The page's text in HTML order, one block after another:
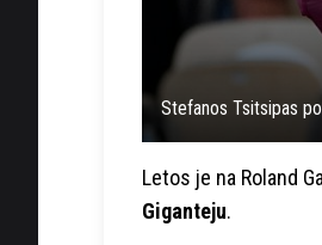
Stefanos Tsitsipas
Letos je na Roland
Giganteju.